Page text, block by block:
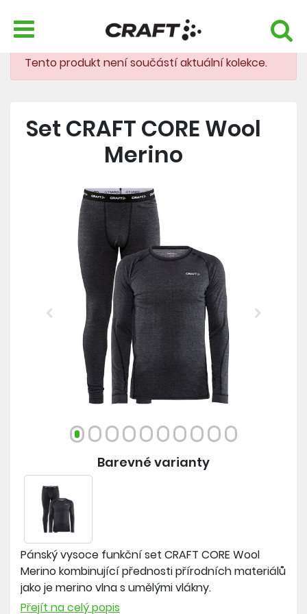
Tento produkt není součástí aktuální kolekce.
Set CRAFT CORE Wool
Merino
Previous Next
Pánský vysoce funkční set CRAFT CORE Wool
Merino kombinující přednosti přírodních materiálů
jako je merino vlna s umělými vlákny.
Set CORE Wool Merino je ideální pro outdoorové
Přejít na celý popis
Barevné varianty